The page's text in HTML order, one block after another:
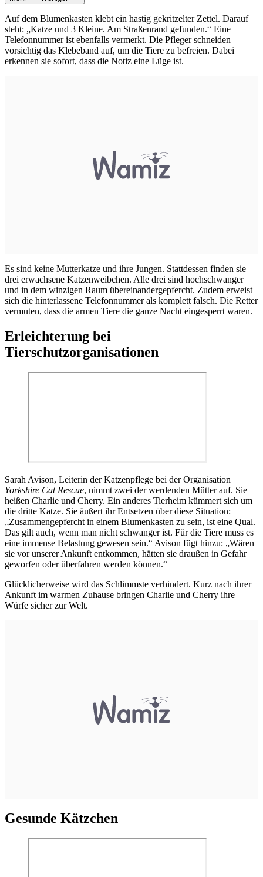
Auf dem Blumenkasten klebt ein hastig gekritzelter Zettel. Darauf
steht: „Katze und 3 Kleine. Am Straßenrand gefunden.“ Eine
Telefonnummer ist ebenfalls vermerkt. Die Pfleger schneiden
vorsichtig das Klebeband auf, um die Tiere zu befreien. Dabei
erkennen sie sofort, dass die Notiz eine Lüge ist.
Es sind keine Mutterkatze und ihre Jungen. Stattdessen finden sie
drei erwachsene Katzenweibchen. Alle drei sind hochschwanger
und in dem winzigen Raum übereinandergepfercht. Zudem erweist
sich die hinterlassene Telefonnummer als komplett falsch. Die Retter
vermuten, dass die armen Tiere die ganze Nacht eingesperrt waren.
Erleichterung bei
Tierschutzorganisationen
Sarah Avison, Leiterin der Katzenpflege bei der Organisation
Yorkshire Cat Rescue, nimmt zwei der werdenden Mütter auf. Sie
heißen Charlie und Cherry. Ein anderes Tierheim kümmert sich um
die dritte Katze. Sie äußert ihr Entsetzen über diese Situation:
„Zusammengepfercht in einem Blumenkasten zu sein, ist eine Qual.
Das gilt auch, wenn man nicht schwanger ist. Für die Tiere muss es
eine immense Belastung gewesen sein.“ Avison fügt hinzu: „Wären
sie vor unserer Ankunft entkommen, hätten sie draußen in Gefahr
geworfen oder überfahren werden können.“
Glücklicherweise wird das Schlimmste verhindert. Kurz nach ihrer
Ankunft im warmen Zuhause bringen Charlie und Cherry ihre
Würfe sicher zur Welt.
Gesunde Kätzchen